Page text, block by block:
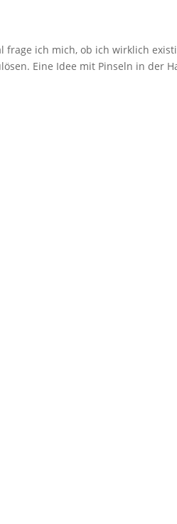
frage ich mich, ob ich wirklich
Eine Idee mit Pinseln in der